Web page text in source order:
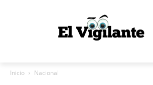
Inicio Nacional